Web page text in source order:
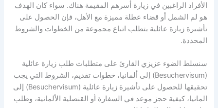
الأفراد الراغبين في زيارة أسرهم المقيمة هناك. سواء كان الهدف
هو لم الشمل أو قضاء عطلة مميزة مع الأهل، فإن الحصول على
تأشيرة زيارة عائلية يتطلب اتباع مجموعة من الخطوات والشروط
المحددة.
سنسلط الضوء عزيزي القارئ على متطلبات طلب زيارة عائلية
(Besuchervisum) إلى ألمانيا، خطوات تقديم، الشروط التي يجب
تحقيقها للحصول على تأشيرة زيارة عائلية (Besuchervisum) إلى
المانيا، كيفية حجز موعد في السفارة أو القنصلية الألمانية، وطلب